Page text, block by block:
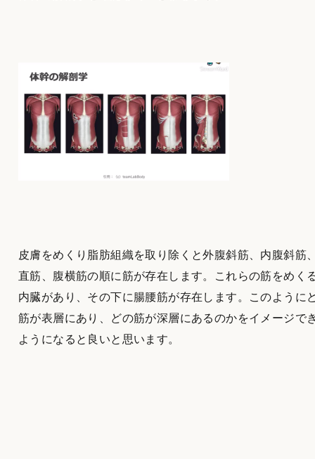
皮膚をめくり脂肪組織を取り除くと外腹斜筋、内腹斜筋
直筋、腹横筋の順に筋が存在します。これらの筋をめく
内臓があり、その下に腸腰筋が存在します。このように
筋が表層にあり、どの筋が深層にあるのかをイメージで
ようになると良いと思います。